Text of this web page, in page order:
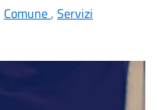
Comune, Servizi